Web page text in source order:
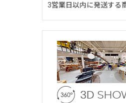
3営業日以内に発送する